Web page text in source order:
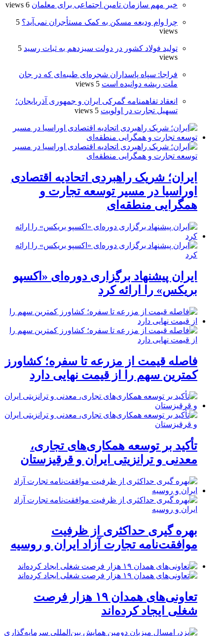
خبر مهم سازمان تامین اجتماعی برای معلمان 6 views
چرا وام ودیعه مسکن به کمک مستأجران نمی‌آید؟ 5
views
تولید فولاد کشور در دولت سیزدهم به ثبات رسید 5
views
فراجا: سپاه پاسداران شجره‌ای طیبه‌ای که در جان
ملت ریشه دوانیده است 5 views
انعقاد تفاهمنامه گمرکی ایران و جمهوری آذربایجان؛
تسهیل تجارت در اولویت 5 views
ایران؛ شریک راهبردی اتحادیه اقتصادی
اوراسیا در مسیر توسعه تجارت و
همگرایی منطقه‌ای
ایران پیشنهاد برگزاری دوره‌ای «اکسپو
بریکس» را ارائه کرد
فاصله قیمت از مزرعه تا سفره؛ کشاورز
کمترین سهم را از قیمت نهایی دارد
تأکید بر توسعه همکاری‌های تجاری،
معدنی و ترانزیتی ایران و قرقیزستان
بهره گیری حداکثری از ظرفیت
موافقت‌نامه تجارت آزاد ایران و روسیه
تعاونی‌های همدان ۱۹ هزار فرصت
شغلی ایجاد کرده‌اند